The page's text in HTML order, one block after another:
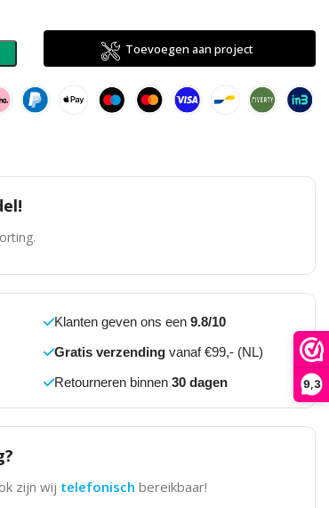
9,3
Toevoegen aan project
Klanten geven ons een 9.8/10
Gratis verzendingvanaf €99,- (NL)
Retourneren binnen 30 dagen
zijn wij telefonisch bereikbaar!